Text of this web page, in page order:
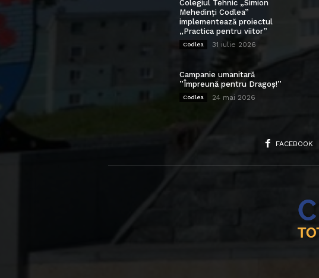
Colegiul Tehnic „Simion
Mehedinți Codlea”
implementează proiectul
„Practica pentru viitor”
Codlea 31 iulie 2026
Campanie umanitară
”Împreună pentru Dragoș!”
Codlea 24 mai 2026
FACEBOOK